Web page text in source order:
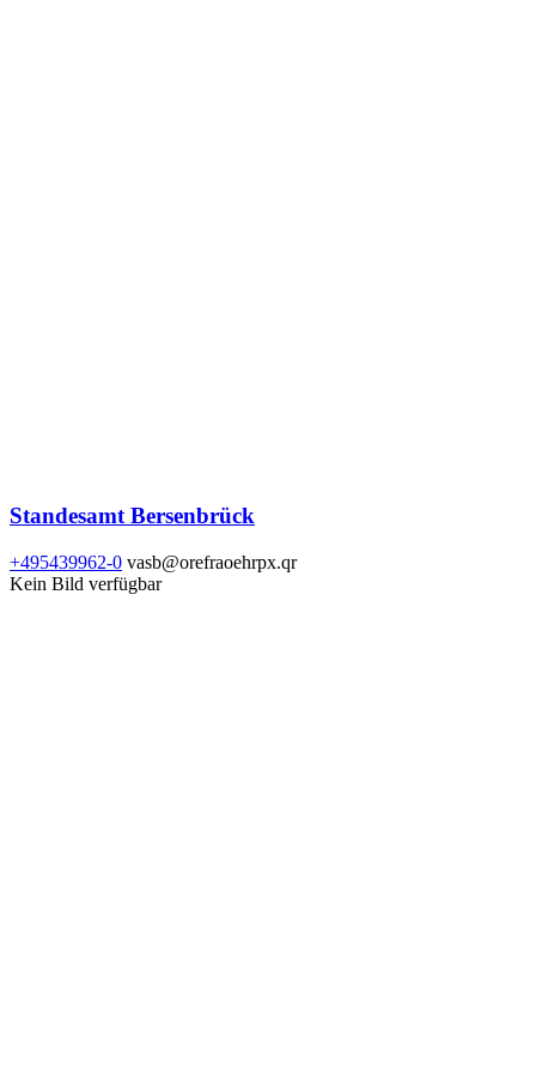
Standesamt Bersenbrück
+495439962-0 vasb@orefraoehrpx.qr
Kein Bild verfügbar